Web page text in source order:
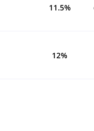
11.5%
12%